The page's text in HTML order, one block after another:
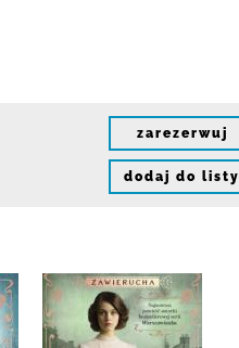
zarezerwuj
dodaj do listy